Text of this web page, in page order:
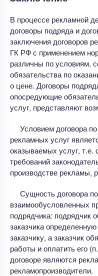
В процессе рекламной
договоры подряда и
заключения договоров
ГК РФ с применением
различны по условиям,
обязательства по
о цене. Договоры
опосредующие
услуг, представляют
Условием договора
рекламных услуг
оказываемых услуг, т.е.
требований
производстве рекламы,
Сущность договора
взаимообусловленных
подрядчика: подрядчик
заказчика
заказчику, а заказчик
работы и оплатить его
договоре являются
рекламопроизводители.